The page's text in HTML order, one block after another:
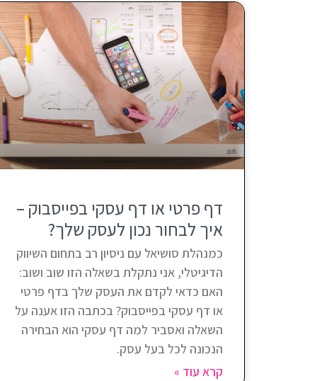
דף פרטי או דף עסקי בפייסבוק –
איך לבחור נכון לעסק שלך?
כמנהלת סושיאל עם ניסיון רב בתחום השיווק
הדיגיטלי, אני נתקלת בשאלה הזו שוב ושוב:
האם כדאי לקדם את העסק שלך בדף פרטי
או דף עסקי בפייסבוק? בכתבה הזו אענה על
השאלה ואסביר למה דף עסקי הוא הבחירה
הנכונה לכל בעל עסק.
קרא עוד »